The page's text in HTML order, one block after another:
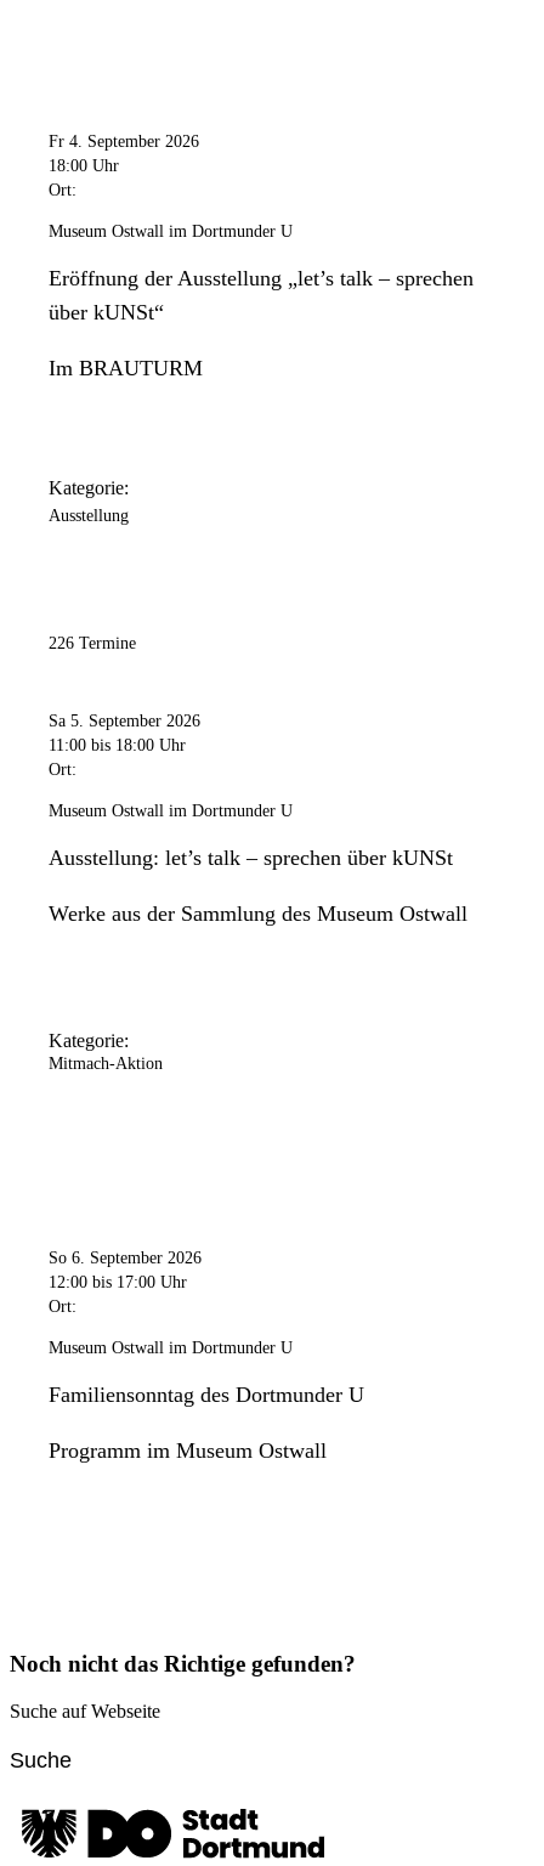
Fr 4. September 2026
18:00 Uhr
Ort:
Museum Ostwall im Dortmunder U
Eröffnung der Ausstellung „let’s talk – sprechen
über kUNSt“
Im BRAUTURM
Kategorie:
Ausstellung
226 Termine
Sa 5. September 2026
11:00 bis 18:00 Uhr
Ort:
Museum Ostwall im Dortmunder U
Ausstellung: let’s talk – sprechen über kUNSt
Werke aus der Sammlung des Museum Ostwall
Kategorie:
Mitmach-Aktion
So 6. September 2026
12:00 bis 17:00 Uhr
Ort:
Museum Ostwall im Dortmunder U
Familiensonntag des Dortmunder U
Programm im Museum Ostwall
Noch nicht das Richtige gefunden?
Suche auf Webseite